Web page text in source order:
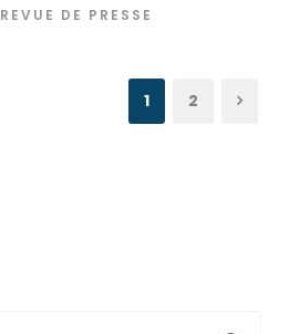
REVUE DE PRESSE
1 2